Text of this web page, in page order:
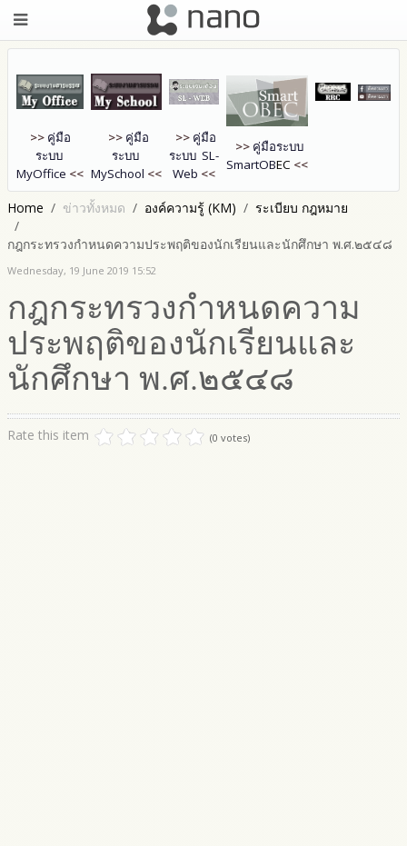
>> คู่มือ
ระบบ
MyOffice <<
>> คู่มือ
ระบบ
MySchool <<
>> คู่มือ
ระบบ SL-
Web <<
>> คู่มือระบบ
SmartOBEC <<
Home ข่าวทั้งหมด องค์ความรู้ (KM) ระเบียบ กฎหมาย
กฎกระทรวงกำหนดความประพฤติของนักเรียนและนักศึกษา พ.ศ.๒๕๔๘
Wednesday, 19 June 2019 15:52
กฎกระทรวงกำหนดความ
ประพฤติของนักเรียนและ
นักศึกษา พ.ศ.๒๕๔๘
Rate this item (0 votes)